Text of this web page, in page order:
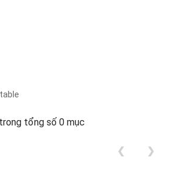
tổng số 0 mục
❮ ❯